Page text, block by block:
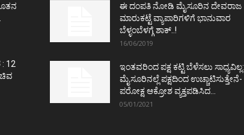
12
ಈ ದಂಪತಿ ನೋಡಿ ಮೈಸೂರಿನ ದೇವರಾಜ
ಮಾರುಕಟ್ಟೆ ವ್ಯಾಪಾರಿಗಳಿಗೆ ಭಾನುವಾರ
ಬೆಳ್ಳಂಬೆಳಗ್ಗೆ ಶಾಕ್..!
16/06/2019
ಇಂತವರಿಂದ ಪಕ್ಷ ಕಟ್ಟಿ ಬೆಳೆಸಲು ಸಾಧ್ಯವಿಲ್ಲ:
ಮೈಸೂರಿನಲ್ಲೆ ಪಕ್ಷದಿಂದ ಉಚ್ಚಾಟಿಸುತ್ತೇನೆ-
ಪರೋಕ್ಷ ಆಕ್ರೋಶ ವ್ಯಕ್ತಪಡಿಸಿದ...
05/01/2021